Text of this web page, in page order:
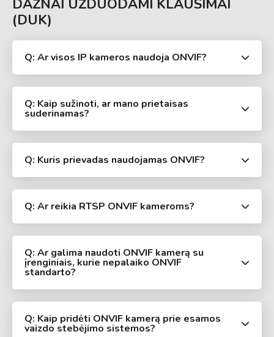
DAŽNAI UŽDUODAMI KLAUSIMAI
(DUK)
Q: Ar visos IP kameros naudoja ONVIF?
Q: Kaip sužinoti, ar mano prietaisas
suderinamas?
Q: Kuris prievadas naudojamas ONVIF?
Q: Ar reikia RTSP ONVIF kameroms?
Q: Ar galima naudoti ONVIF kamerą su
įrenginiais, kurie nepalaiko ONVIF
standarto?
Q: Kaip pridėti ONVIF kamerą prie esamos
vaizdo stebėjimo sistemos?